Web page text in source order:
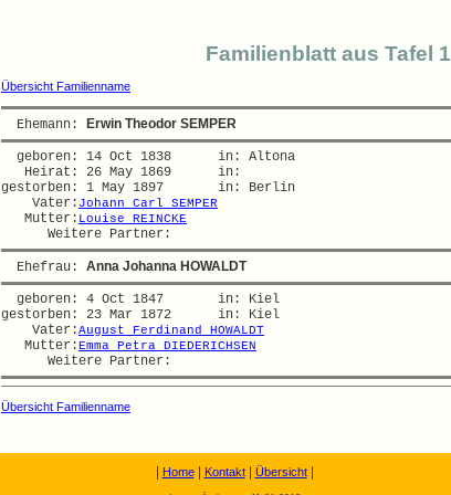
Familienblatt aus Tafel 1
Übersicht Familienname
  Ehemann:
Erwin Theodor SEMPER
  geboren: 14 Oct 1838      in: Altona
   Heirat: 26 May 1869      in:
gestorben: 1 May 1897       in: Berlin
    Vater:
Johann Carl SEMPER
   Mutter:
Louise REINCKE
  Ehefrau:
Anna Johanna HOWALDT
  geboren: 4 Oct 1847       in: Kiel
gestorben: 23 Mar 1872      in: Kiel
    Vater:
August Ferdinand HOWALDT
   Mutter:
Emma Petra DIEDERICHSEN
Übersicht Familienname
Home| Kontakt| Übersicht|